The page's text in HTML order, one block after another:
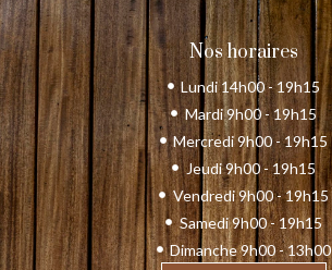
Nos horaires
Lundi 14h00 - 19h15
Mardi 9h00 - 19h15
Mercredi 9h00 - 19h15
Jeudi 9h00 - 19h15
Vendredi 9h00 - 19h15
Samedi 9h00 - 19h15
Dimanche 9h00 - 13h00